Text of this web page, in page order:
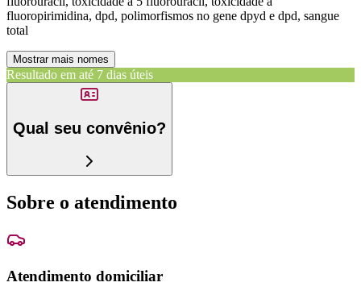
fluoropirimidina, dpd, polimorfismos no gene dpyd e dpd, sangue
total
Mostrar mais nomes
Resultado em até 7 dias úteis
Qual seu convênio?
Sobre o atendimento
Atendimento domiciliar